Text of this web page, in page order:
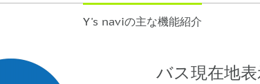
Y's naviの主な機能紹介
バス現在地